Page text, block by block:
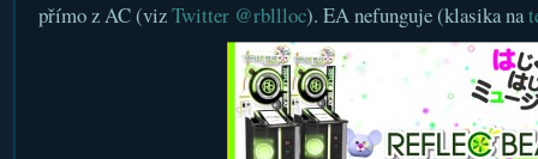
přímo z AC (vizTwitter @rbllloc). EA nefunguje (klasika na